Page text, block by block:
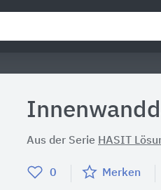
Aus der Serie HASIT
0 Merken